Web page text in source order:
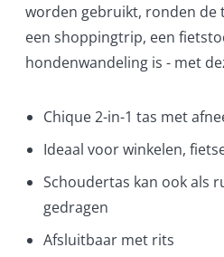
worden gebruikt, ronden de
een shoppingtrip, een
hondenwandeling is - met
Chique 2-in-1 tas met
Ideaal voor winkelen,
Schoudertas kan ook als
gedragen
Afsluitbaar met rits